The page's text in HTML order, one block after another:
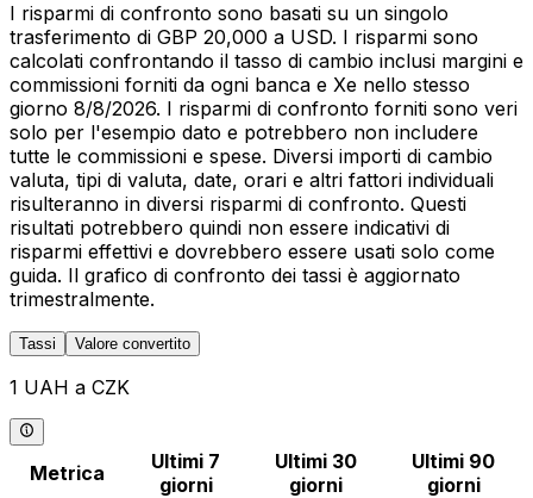
I risparmi di confronto sono basati su un singolo
trasferimento di GBP 20,000 a USD. I risparmi sono
calcolati confrontando il tasso di cambio inclusi margini e
commissioni forniti da ogni banca e Xe nello stesso
giorno 8/8/2026. I risparmi di confronto forniti sono veri
solo per l'esempio dato e potrebbero non includere
tutte le commissioni e spese. Diversi importi di cambio
valuta, tipi di valuta, date, orari e altri fattori individuali
risulteranno in diversi risparmi di confronto. Questi
risultati potrebbero quindi non essere indicativi di
risparmi effettivi e dovrebbero essere usati solo come
guida. Il grafico di confronto dei tassi è aggiornato
trimestralmente.
Tassi Valore convertito
1 UAH a CZK
Metrica
Ultimi 7
giorni
Ultimi 30
giorni
Ultimi 90
giorni